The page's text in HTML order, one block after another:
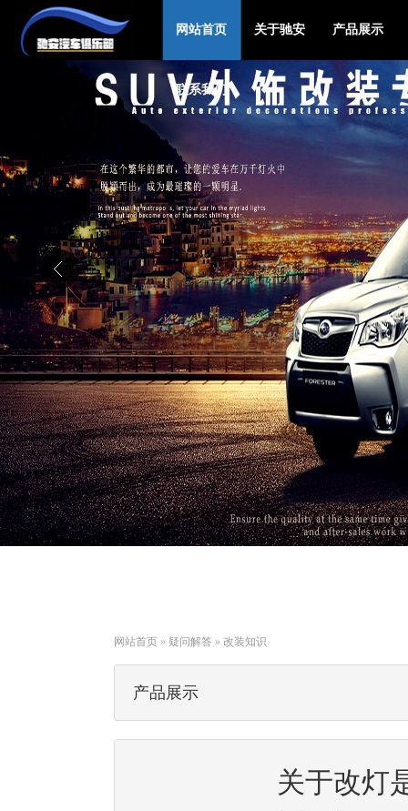
网站首页 关于驰安 产品展示
联系我们
网站首页 » 疑问解答 » 改装知识
产品展示
关于改灯